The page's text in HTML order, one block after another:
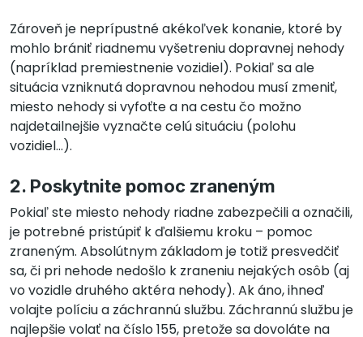
Zároveň je neprípustné akékoľvek konanie, ktoré by
mohlo brániť riadnemu vyšetreniu dopravnej nehody
(napríklad premiestnenie vozidiel). Pokiaľ sa ale
situácia vzniknutá dopravnou nehodou musí zmeniť,
miesto nehody si vyfoťte a na cestu čo možno
najdetailnejšie vyznačte celú situáciu (polohu
vozidiel…).
2. Poskytnite pomoc zraneným
Pokiaľ ste miesto nehody riadne zabezpečili a označili,
je potrebné pristúpiť k ďalšiemu kroku – pomoc
zraneným. Absolútnym základom je totiž presvedčiť
sa, či pri nehode nedošlo k zraneniu nejakých osôb (aj
vo vozidle druhého aktéra nehody). Ak áno, ihneď
volajte políciu a záchrannú službu. Záchrannú službu je
najlepšie volať na číslo 155, pretože sa dovoláte na